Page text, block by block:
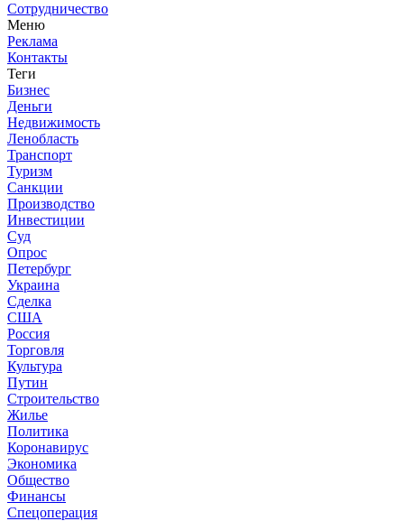
Сотрудничество
Меню
Реклама
Контакты
Теги
Бизнес
Деньги
Недвижимость
Ленобласть
Транспорт
Туризм
Санкции
Производство
Инвестиции
Суд
Опрос
Петербург
Украина
Сделка
США
Россия
Торговля
Культура
Путин
Строительство
Жилье
Политика
Коронавирус
Экономика
Общество
Финансы
Спецоперация